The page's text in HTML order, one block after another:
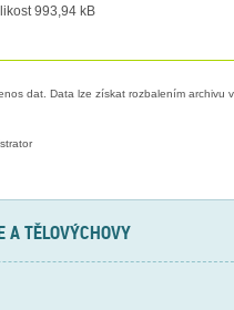
993,94 kB
dat. Data lze získat rozbalením archivu
A TĚLOVÝCHOVY